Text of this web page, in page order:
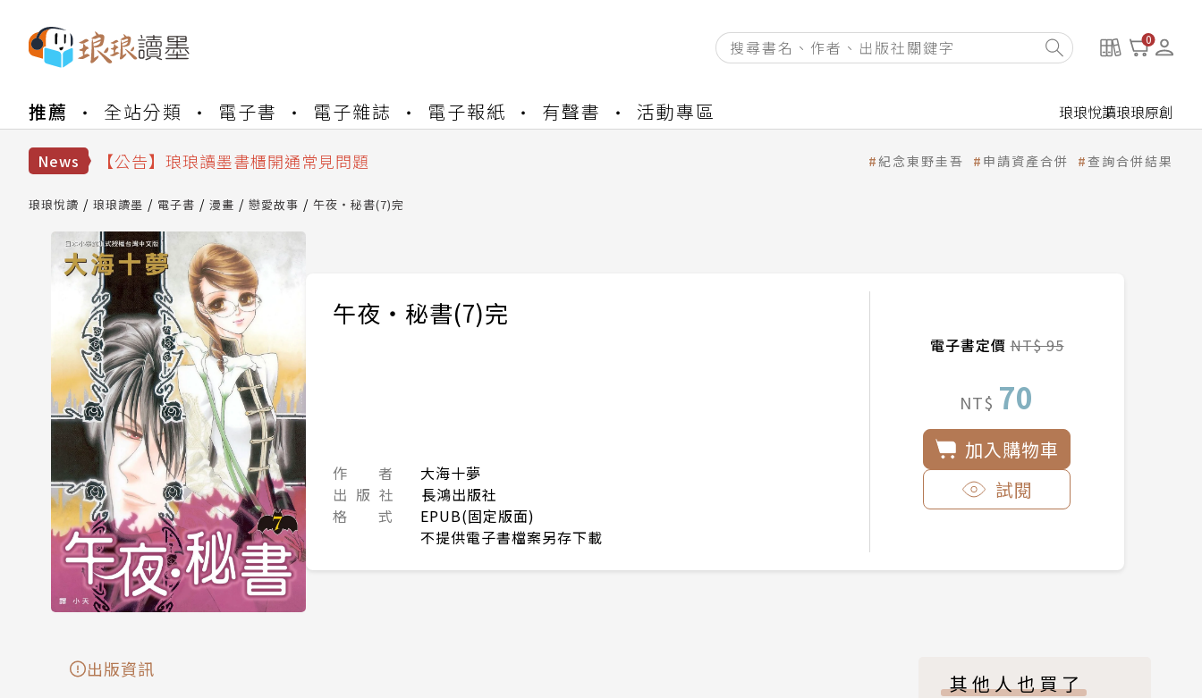
0
推薦 全站分類 電子書 電子雜誌 電子報紙 有聲書 活動專區 琅琅悅讀琅琅原創
News
【公告】琅琅讀墨數位閱讀資產合併與書櫃開通申請
【公告】琅琅讀墨 3 分鐘完成書櫃開通與資產合併申請圖文教學
【公告】琅琅讀墨數位閱讀資產合併與書櫃開通申請
紀念東野圭吾 申請資產合併 查詢合併結果
琅琅悅讀 琅琅讀墨 電子書 漫畫 戀愛故事 午夜‧秘書(7)完
午夜‧秘書(7)完
作 者
大海十夢
出 版 社
長鴻出版社
格 式
EPUB(固定版面)
不提供電子書檔案另存下載
電子書定價NT$ 95
NT$ 70
加入購物車
試閱
出版資訊
其他人也買了